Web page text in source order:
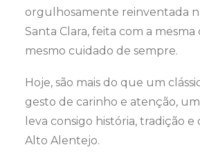
orgulhosamente reinventada
Santa Clara, feita com a mesma
mesmo cuidado de sempre.
Hoje, são mais do que um
gesto de carinho e atenção,
leva consigo história, tradição e
Alto Alentejo.